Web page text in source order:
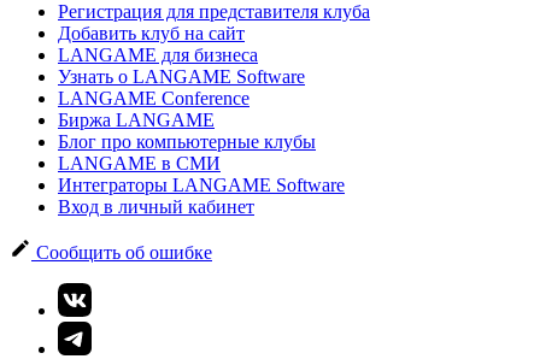
Регистрация для представителя клуба
Добавить клуб на сайт
LANGAME для бизнеса
Узнать о LANGAME Software
LANGAME Conference
Биржа LANGAME
Блог про компьютерные клубы
LANGAME в СМИ
Интеграторы LANGAME Software
Вход в личный кабинет
Сообщить об ошибке